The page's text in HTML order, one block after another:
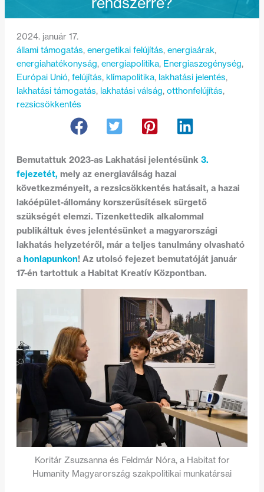
2024. január 17.
állami támogatás, energetikai felújítás, energiaárak,
energiahatékonyság, energiapolitika, Energiaszegénység ,
Európai Unió, felújítás, klímapolitika, lakhatási jelentés ,
lakhatási támogatás, lakhatási válság, otthonfelújítás ,
rezsicsökkentés
Bemutattuk 2023-as Lakhatási jelentésünk 3.
fejezetét, mely az energiaválság hazai
következményeit, a rezsicsökkentés hatásait, a hazai
lakóépület-állomány korszerűsítések sürgető
szükségét elemzi. Tizenkettedik alkalommal
publikáltuk éves jelentésünket a magyarországi
lakhatás helyzetéről, már a teljes tanulmány olvasható
a honlapunkon! Az utolsó fejezet bemutatóját január
17-én tartottuk a Habitat Kreatív Központban.
Koritár Zsuzsanna és Feldmár Nóra, a Habitat for
Humanity Magyarország szakpolitikai munkatársai